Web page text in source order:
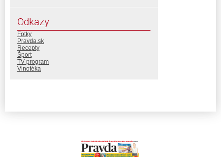
Odkazy
Fotky
Pravda.sk
Recepty
Šport
TV program
Vinotéka